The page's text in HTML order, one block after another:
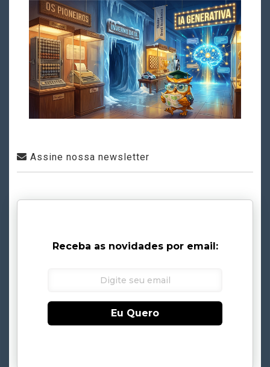
Assine nossa newsletter
Receba as novidades por email:
Eu Quero